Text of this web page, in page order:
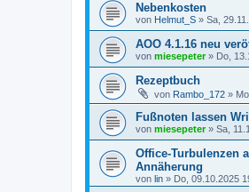
Nebenkosten
von Helmut_S » Sa,
AOO 4.1.16 neu
von miesepeter» Do,
Rezeptbuch
von Rambo_172 »
Fußnoten lassen
von miesepeter» Sa,
Office-Turbulenzen
Annäherung
von lin » Do, 09.10.2025